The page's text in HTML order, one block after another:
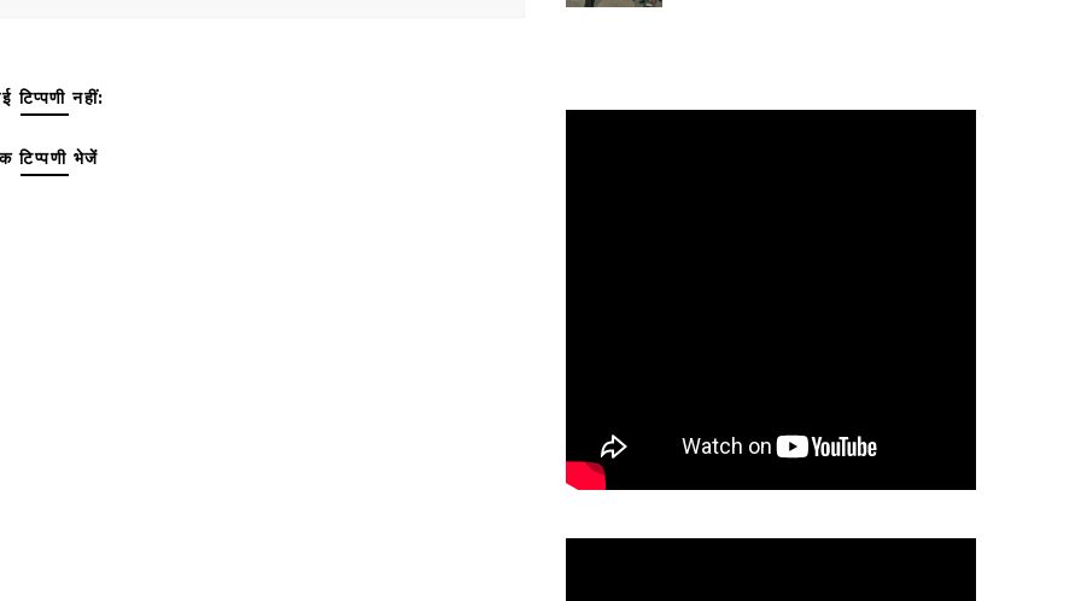
टिप्पणी नहीं:
टिप्पणी भेजें